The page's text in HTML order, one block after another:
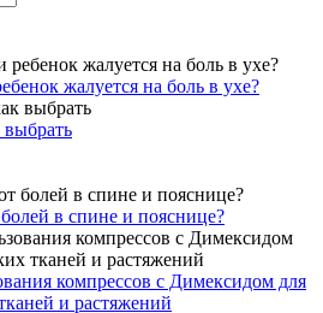
жалуется на боль в ухе?
в спине и пояснице?
компрессов с Димексидом для
и растяжений